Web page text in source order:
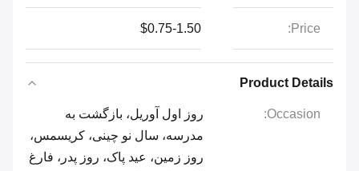
Price:
$0.75-1.50
Product Details
Occasion:
روز اول آوریل، بازگشت به
مدرسه، سال نو چینی، کریسمس،
روز زمین، عید پاک، روز پدر، فارغ